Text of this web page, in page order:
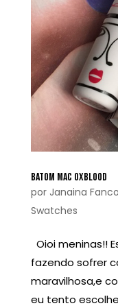
BATOM MAC OXBLOOD
por Janaina
Swatches
Oioi meninas!!
fazendo sofrer
maravilhosa,e
eu tento